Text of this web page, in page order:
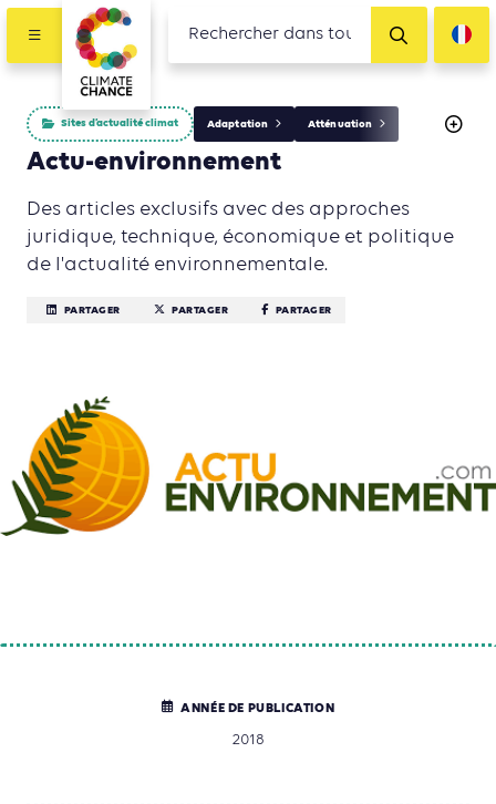
Sites d’actualité climat Adaptation Atténuation
Actu-environnement
Des articles exclusifs avec des approches
juridique, technique, économique et politique
de l'actualité environnementale.
PARTAGER PARTAGER PARTAGER
ANNÉE DE PUBLICATION
2018